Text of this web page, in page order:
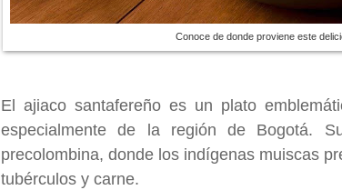
Conoce de donde proviene este
El ajiaco santafereño es un plato
especialmente de la región de Bogotá.
precolombina, donde los indígenas muiscas
tubérculos y carne.